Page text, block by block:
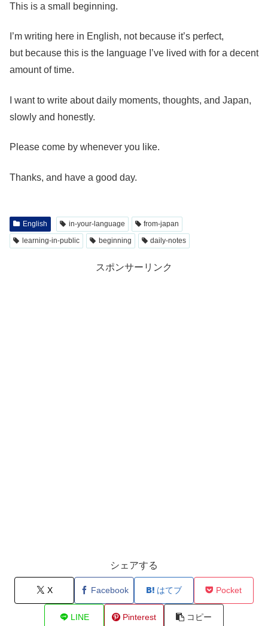
This is a small beginning.
I’m writing here in English, not because it’s perfect,
but because this is the language I’ve lived with for a decent
amount of time.
I want to write about daily moments, thoughts, and Japan,
slowly and honestly.
Please come by whenever you like.
Thanks, and have a good day.
English in-your-language
from-japan
learning-in-public
beginning daily-notes
スポンサーリンク
シェアする
X Facebook はてブ Pocket
LINE Pinterest コピー